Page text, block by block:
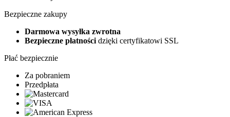
Bezpieczne zakupy
Darmowa wysyłka zwrotna
Bezpieczne płatności dzięki certyfikatowi SSL
Płać bezpiecznie
Za pobraniem
Przedpłata